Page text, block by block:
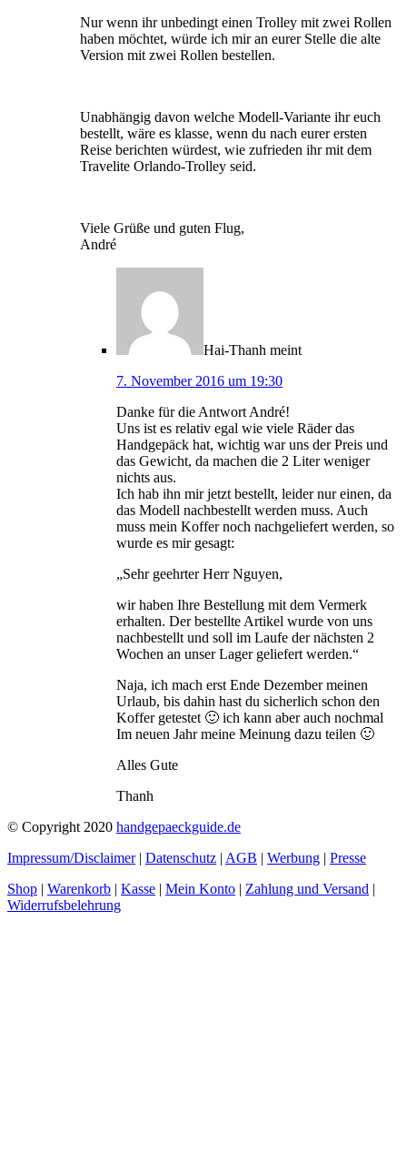
Nur wenn ihr unbedingt einen Trolley mit zwei Rollen
haben möchtet, würde ich mir an eurer Stelle die alte
Version mit zwei Rollen bestellen.
Unabhängig davon welche Modell-Variante ihr euch
bestellt, wäre es klasse, wenn du nach eurer ersten
Reise berichten würdest, wie zufrieden ihr mit dem
Travelite Orlando-Trolley seid.
Viele Grüße und guten Flug,
André
Hai-Thanh meint
7. November 2016 um 19:30
Danke für die Antwort André!
Uns ist es relativ egal wie viele Räder das
Handgepäck hat, wichtig war uns der Preis und
das Gewicht, da machen die 2 Liter weniger
nichts aus.
Ich hab ihn mir jetzt bestellt, leider nur einen, da
das Modell nachbestellt werden muss. Auch
muss mein Koffer noch nachgeliefert werden, so
wurde es mir gesagt:
„Sehr geehrter Herr Nguyen,
wir haben Ihre Bestellung mit dem Vermerk
erhalten. Der bestellte Artikel wurde von uns
nachbestellt und soll im Laufe der nächsten 2
Wochen an unser Lager geliefert werden.“
Naja, ich mach erst Ende Dezember meinen
Urlaub, bis dahin hast du sicherlich schon den
Koffer getestet 🙂 ich kann aber auch nochmal
Im neuen Jahr meine Meinung dazu teilen 🙂
Alles Gute
Thanh
© Copyright 2020 handgepaeckguide.de
Impressum/Disclaimer| Datenschutz | AGB | Werbung | Presse
Shop | Warenkorb | Kasse | Mein Konto | Zahlung und Versand |
Widerrufsbelehrung